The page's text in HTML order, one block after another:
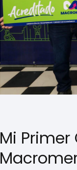
Mi